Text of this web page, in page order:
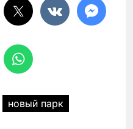
новый парк